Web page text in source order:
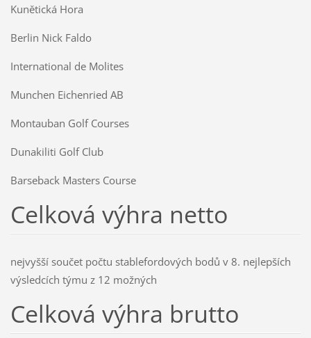
Kunětická Hora
Berlin Nick Faldo
International de Molites
Munchen Eichenried AB
Montauban Golf Courses
Dunakiliti Golf Club
Barseback Masters Course
Celková výhra netto
nejvyšší součet počtu stablefordových bodů v 8. nejlepších
výsledcích týmu z 12 možných
Celková výhra brutto